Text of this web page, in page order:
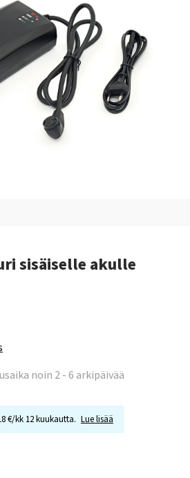
sisäiselle akulle
noin 2 - 6 arkipäivää
€/kk 12 kuukautta. Lue lisää